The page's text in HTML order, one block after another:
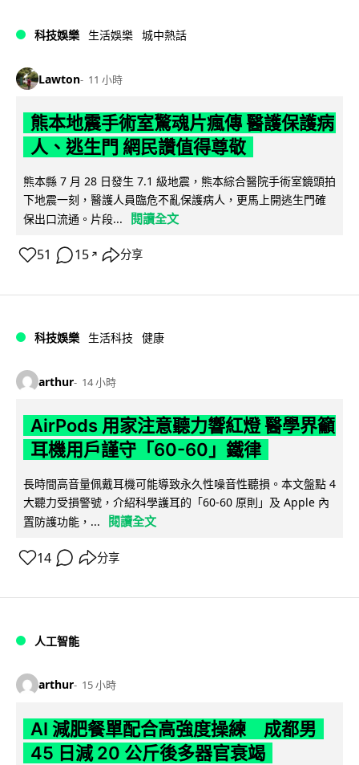
科技娛樂 生活娛樂 城中熱話
Lawton 11 小時
熊本地震手術室驚魂片瘋傳 醫護保護病
人、逃生門 網民讚值得尊敬
熊本縣 7 月 28 日發生 7.1 級地震，熊本綜合醫院手術室鏡頭拍
下地震一刻，醫護人員臨危不亂保護病人，更馬上開逃生門確
保出口流通。片段...
閱讀全文
51 15 ↗ 分享
科技娛樂 生活科技 健康
arthur 14 小時
AirPods 用家注意聽力響紅燈 醫學界籲
耳機用戶謹守「60-60」鐵律
長時間高音量佩戴耳機可能導致永久性噪音性聽損。本文盤點 4
大聽力受損警號，介紹科學護耳的「60-60 原則」及 Apple 內
置防護功能，...
閱讀全文
14 分享
人工智能
arthur 15 小時
AI 減肥餐單配合高強度操練 成都男
45 日減 20 公斤後多器官衰竭